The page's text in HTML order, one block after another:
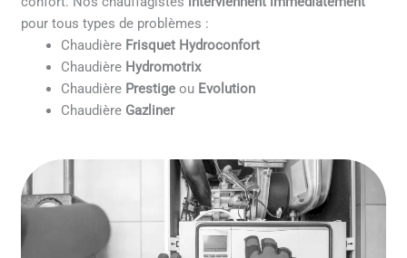
pour tous types de problèmes :
Chaudière Frisquet Hydroconfort
Chaudière Hydromotrix
Chaudière Prestige ou Evolution
Chaudière Gazliner